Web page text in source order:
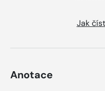
Jak
Anotace